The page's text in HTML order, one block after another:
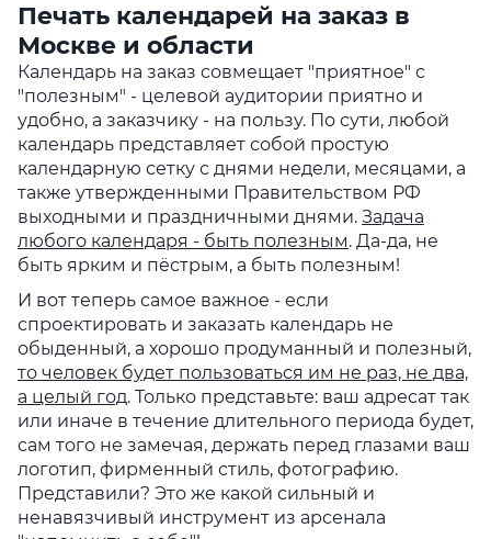
Печать календарей на заказ в
Москве и области
Календарь на заказ совмещает "приятное" с
"полезным" - целевой аудитории приятно и
удобно, а заказчику - на пользу. По сути, любой
календарь представляет собой простую
календарную сетку с днями недели, месяцами, а
также утвержденными Правительством РФ
выходными и праздничными днями. Задача
любого календаря - быть полезным. Да-да, не
быть ярким и пёстрым, а быть полезным!
И вот теперь самое важное - если
спроектировать и заказать календарь не
обыденный, а хорошо продуманный и полезный,
то человек будет пользоваться им не раз, не два,
а целый год. Только представьте: ваш адресат так
или иначе в течение длительного периода будет,
сам того не замечая, держать перед глазами ваш
логотип, фирменный стиль, фотографию.
Представили? Это же какой сильный и
ненавязчивый инструмент из арсенала